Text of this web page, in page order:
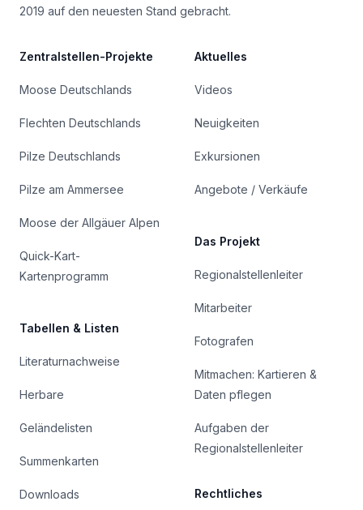
2019 auf den neuesten Stand gebracht.
Zentralstellen-Projekte
Moose Deutschlands
Flechten Deutschlands
Pilze Deutschlands
Pilze am Ammersee
Moose der Allgäuer Alpen
Quick-Kart-
Kartenprogramm
Tabellen & Listen
Literaturnachweise
Herbare
Geländelisten
Summenkarten
Downloads
Aktuelles
Videos
Neuigkeiten
Exkursionen
Angebote / Verkäufe
Das Projekt
Regionalstellenleiter
Mitarbeiter
Fotografen
Mitmachen: Kartieren &
Daten pflegen
Aufgaben der
Regionalstellenleiter
Rechtliches